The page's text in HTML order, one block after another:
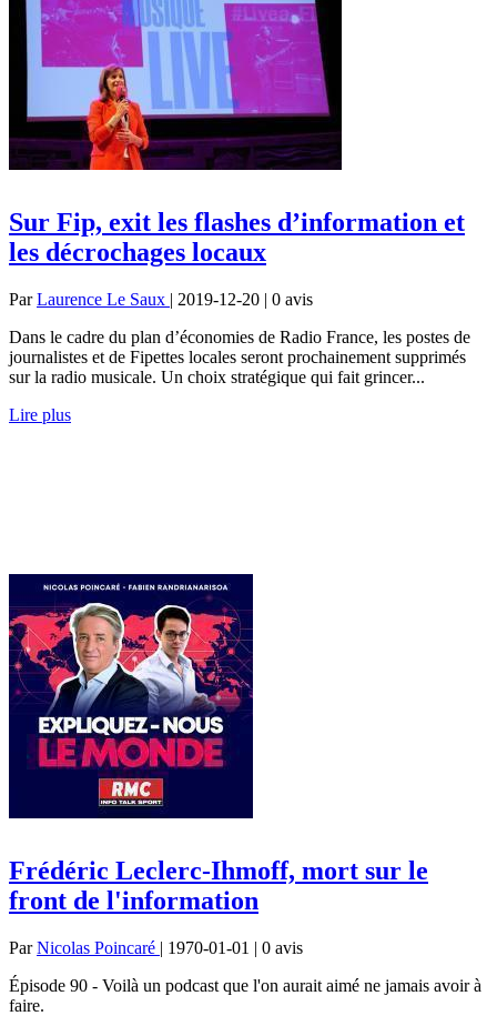
Sur Fip, exit les flashes d’information et
les décrochages locaux
ParLaurence Le Saux | 2019-12-20 | 0 avis
Dans le cadre du plan d’économies de Radio France, les postes de
journalistes et de Fipettes locales seront prochainement supprimés
sur la radio musicale. Un choix stratégique qui fait grincer...
Lire plus
Frédéric Leclerc-Ihmoff, mort sur le
front de l'information
ParNicolas Poincaré | 1970-01-01 | 0 avis
Épisode 90 - Voilà un podcast que l'on aurait aimé ne jamais avoir à
faire.